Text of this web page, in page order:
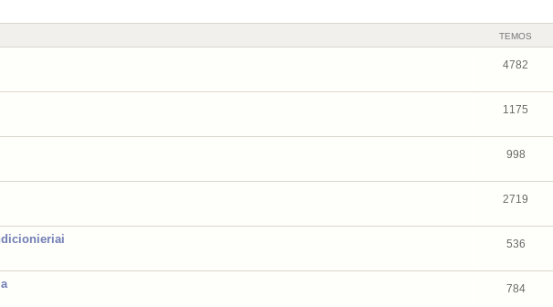
TEMOS
4782
1175
998
2719
536
784